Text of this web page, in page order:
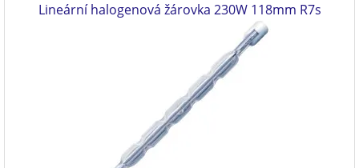
Lineární halogenová žárovka 230W 118mm R7s